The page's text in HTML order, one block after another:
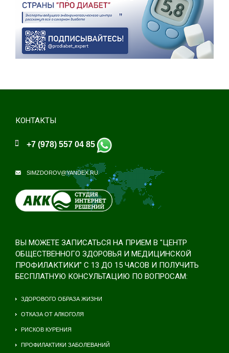
КОНТАКТЫ
+7 (978) 557 04 85
SIMZDOROV@YANDEX.RU
ВЫ МОЖЕТЕ ЗАПИСАТЬСЯ НА ПРИЕМ В "ЦЕНТР
ОБЩЕСТВЕННОГО ЗДОРОВЬЯ И МЕДИЦИНСКОЙ
ПРОФИЛАКТИКИ" С 13 ДО 15 ЧАСОВ И ПОЛУЧИТЬ
БЕСПЛАТНУЮ КОНСУЛЬТАЦИЮ ПО ВОПРОСАМ:
ЗДОРОВОГО ОБРАЗА ЖИЗНИ
ОТКАЗА ОТ АЛКОГОЛЯ
РИСКОВ КУРЕНИЯ
ПРОФИЛАКТИКИ ЗАБОЛЕВАНИЙ